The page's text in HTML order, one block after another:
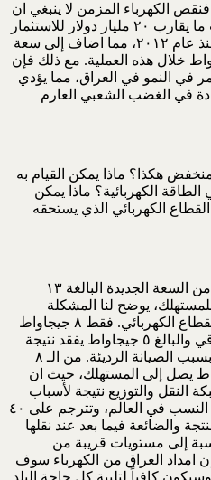
الكهرباء المزمن لا ينبغي ان
يكون بهذا السوء. الدولة خصصت ما يقارب ٢٠ مليار دولار للاستثمار
في رأس المال في هذا القطاع منذ عام ٢٠١٢، مما اضاف إلى سعة
ما يقارب ١٣ جيجاواط خلال هذه العملية. مع ذلك فإن
في النمو في العراق، مما يؤدي
في الغضب الشعبي العارم
منخفض هكذا؟ ماذا يمكن القيام به
الكهربائية؟ ماذا يمكن
الكهربائي الذي يستحقه
ان مقدار الكهرباء الذي يستخرج من السعة الجديدة البالغة ١٣
يوضح لنا المشكلة
متعددة الجوانب التي تسود في القطاع الكهربائي. فقط ٨ جيجاواط
تعتبر ”سعة فاعلة“، حيث ان الباقي والبالغ ٥ جيجاواط يفقد نتيجة
لانخفاض فاعلية محطات التوليد بسبب الصيانة الرديئة. من الـ ٨
فقط ٤ جيجاواط يصل إلى المستهلك، حيث ان
النقل والتوزيع نتيجة لأسباب
تقنية. هذه النسبة تعتبر من اعلى النسب في العالم، وتترجم على ٤٠
والضائعة فيما بعد عند نقلها
إلى مستويات قريبة من
امداد العراق من الكهرباء سوف